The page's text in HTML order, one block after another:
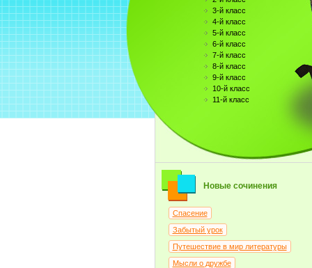
3-й класс
4-й класс
5-й класс
6-й класс
7-й класс
8-й класс
9-й класс
10-й класс
11-й класс
Новые сочинения
Спасение
Забытый урок
Путешествие в мир литературы
Мысли о дружбе